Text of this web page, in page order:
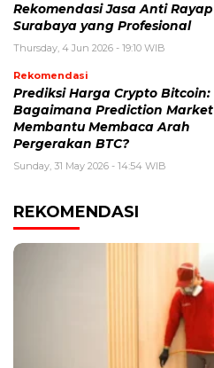
Rekomendasi Jasa Anti Rayap
Surabaya yang Profesional
Thursday, 4 Jun 2026 - 19:10 WIB
Rekomendasi
Prediksi Harga Crypto Bitcoin:
Bagaimana Prediction Market
Membantu Membaca Arah
Pergerakan BTC?
Sunday, 31 May 2026 - 14:54 WIB
REKOMENDASI